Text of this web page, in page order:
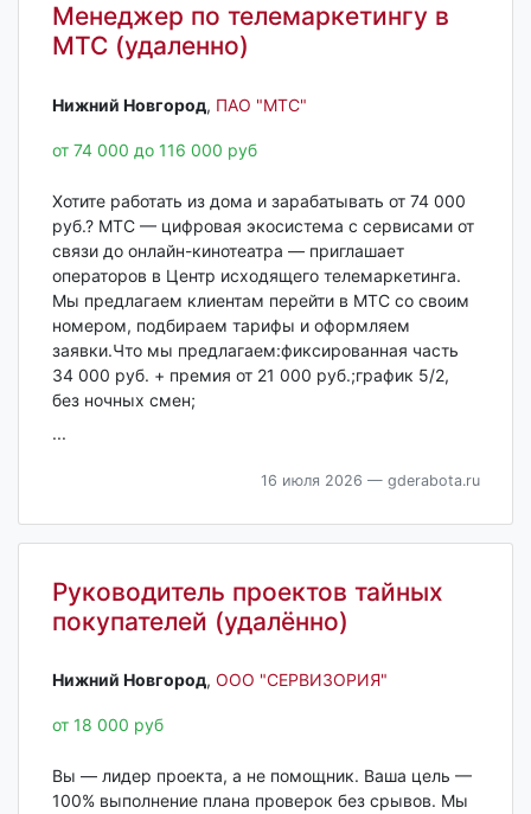
Менеджер по телемаркетингу в
МТС (удаленно)
Нижний Новгород‎, ПАО "МТС"
от 74 000 до 116 000 руб
Хотите работать из дома и зарабатывать от 74 000
руб.? МТС — цифровая экосистема с сервисами от
связи до онлайн-кинотеатра — приглашает
операторов в Центр исходящего телемаркетинга.
Мы предлагаем клиентам перейти в МТС со своим
номером, подбираем тарифы и оформляем
заявки.Что мы предлагаем:фиксированная часть
34 000 руб. + премия от 21 000 руб.;график 5/2,
без ночных смен;
...
16 июля 2026 — gderabota.ru
Руководитель проектов тайных
покупателей (удалённо)
Нижний Новгород‎, ООО "СЕРВИЗОРИЯ"
от 18 000 руб
Вы — лидер проекта, а не помощник. Ваша цель —
100% выполнение плана проверок без срывов. Мы